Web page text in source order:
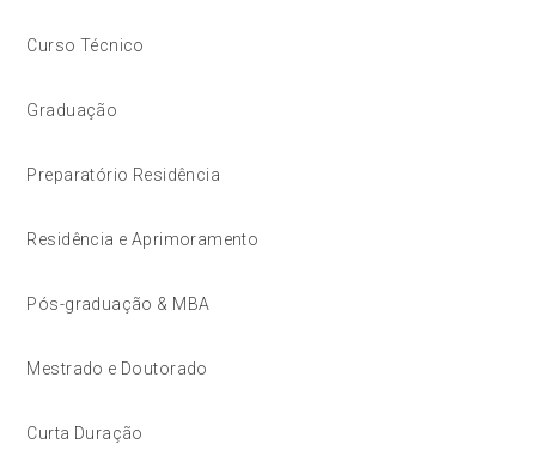
Curso Técnico
Graduação
Preparatório Residência
Residência e Aprimoramento
Pós-graduação & MBA
Mestrado e Doutorado
Curta Duração